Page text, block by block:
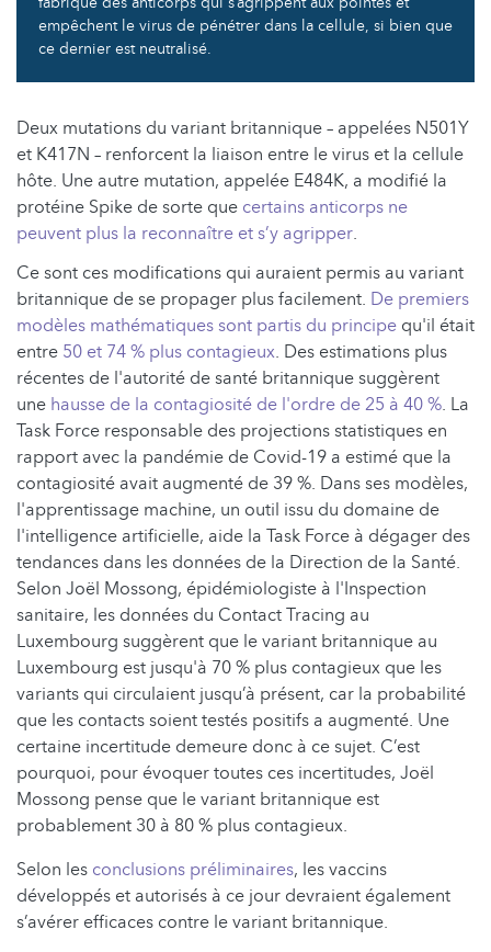
empêchent le virus de pénétrer dans la cellule, si bien que
ce dernier est neutralisé.
Deux mutations du variant britannique – appelées N501Y
et K417N – renforcent la liaison entre le virus et la cellule
hôte. Une autre mutation, appelée E484K, a modifié la
protéine Spike de sorte que certains anticorps ne
peuvent plus la reconnaître et s’y agripper.
Ce sont ces modifications qui auraient permis au variant
britannique de se propager plus facilement. De premiers
modèles mathématiques sont partis du principe qu'il était
entre 50 et 74 % plus contagieux. Des estimations plus
récentes de l'autorité de santé britannique suggèrent
une hausse de la contagiosité de l'ordre de 25 à 40 %. La
Task Force responsable des projections statistiques en
rapport avec la pandémie de Covid-19 a estimé que la
contagiosité avait augmenté de 39 %. Dans ses modèles,
l'apprentissage machine, un outil issu du domaine de
l'intelligence artificielle, aide la Task Force à dégager des
tendances dans les données de la Direction de la Santé.
Selon Joël Mossong, épidémiologiste à l'Inspection
sanitaire, les données du Contact Tracing au
Luxembourg suggèrent que le variant britannique au
Luxembourg est jusqu'à 70 % plus contagieux que les
variants qui circulaient jusqu’à présent, car la probabilité
que les contacts soient testés positifs a augmenté. Une
certaine incertitude demeure donc à ce sujet. C’est
pourquoi, pour évoquer toutes ces incertitudes, Joël
Mossong pense que le variant britannique est
probablement 30 à 80 % plus contagieux.
Selon les conclusions préliminaires, les vaccins
développés et autorisés à ce jour devraient également
s’avérer efficaces contre le variant britannique.